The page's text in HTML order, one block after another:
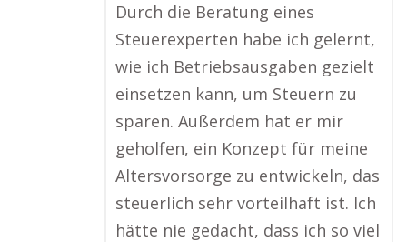
Durch die Beratung eines
Steuerexperten habe ich gelernt,
wie ich Betriebsausgaben gezielt
einsetzen kann, um Steuern zu
sparen. Außerdem hat er mir
geholfen, ein Konzept für meine
Altersvorsorge zu entwickeln, das
steuerlich sehr vorteilhaft ist. Ich
hätte nie gedacht, dass ich so viel